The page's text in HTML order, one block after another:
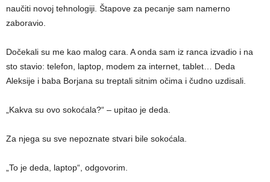
naučiti novoj tehnologiji. Štapove za pecanje sam namerno
zaboravio.
Dočekali su me kao malog cara. A onda sam iz ranca izvadio i na
sto stavio: telefon, laptop, modem za internet, tablet… Deda
Aleksije i baba Borjana su treptali sitnim očima i čudno uzdisali.
„Kakva su ovo sokoćala?“ – upitao je deda.
Za njega su sve nepoznate stvari bile sokoćala.
„To je deda, laptop“, odgovorim.